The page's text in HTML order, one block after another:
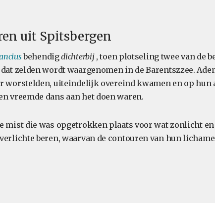
uit Spitsbergen
behendigdichterbij , toen plotseling twee van de
zelden wordt waargenomen in de Barentszzee.
worstelden, uiteindelijk overeind kwamen en op hun
vreemde dans aan het doen waren.
mist die was opgetrokken plaats voor wat zonlicht en
beren, waarvan de contouren van hun